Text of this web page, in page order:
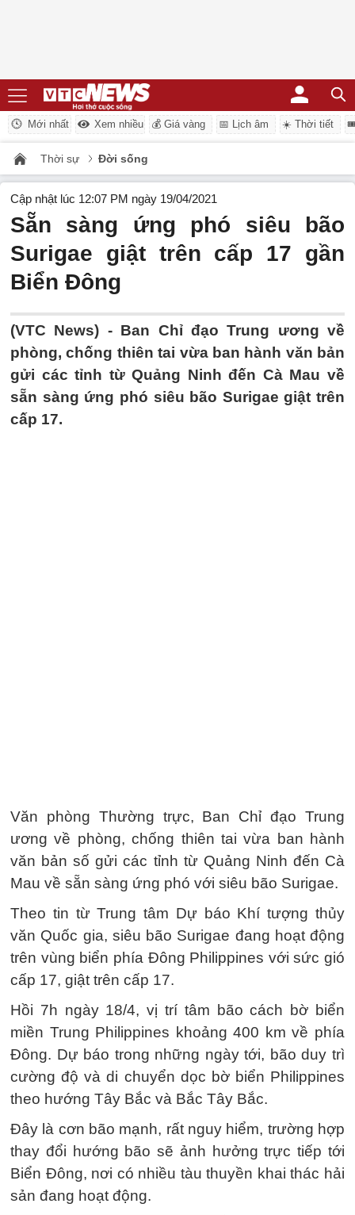
Mới nhất Xem nhiều 💰 Giá vàng 📅 Lịch âm ☀️ Thời tiết
Thời sự Đời sống
Cập nhật lúc 12:07 PM ngày 19/04/2021
Sẵn sàng ứng phó siêu bão
Surigae giật trên cấp 17 gần
Biển Đông
(VTC News) - Ban Chỉ đạo Trung ương về
phòng, chống thiên tai vừa ban hành văn bản
gửi các tỉnh từ Quảng Ninh đến Cà Mau về
sẵn sàng ứng phó siêu bão Surigae giật trên
cấp 17.
Văn phòng Thường trực, Ban Chỉ đạo Trung
ương về phòng, chống thiên tai vừa ban hành
văn bản số gửi các tỉnh từ Quảng Ninh đến Cà
Mau về sẵn sàng ứng phó với siêu bão Surigae.
Theo tin từ Trung tâm Dự báo Khí tượng thủy
văn Quốc gia, siêu bão Surigae đang hoạt động
trên vùng biển phía Đông Philippines với sức gió
cấp 17, giật trên cấp 17.
Hồi 7h ngày 18/4, vị trí tâm bão cách bờ biển
miền Trung Philippines khoảng 400 km về phía
Đông. Dự báo trong những ngày tới, bão duy trì
cường độ và di chuyển dọc bờ biển Philippines
theo hướng Tây Bắc và Bắc Tây Bắc.
Đây là cơn bão mạnh, rất nguy hiểm, trường hợp
thay đổi hướng bão sẽ ảnh hưởng trực tiếp tới
Biển Đông, nơi có nhiều tàu thuyền khai thác hải
sản đang hoạt động.